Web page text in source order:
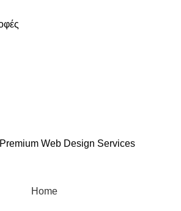
Web Design Services
Home